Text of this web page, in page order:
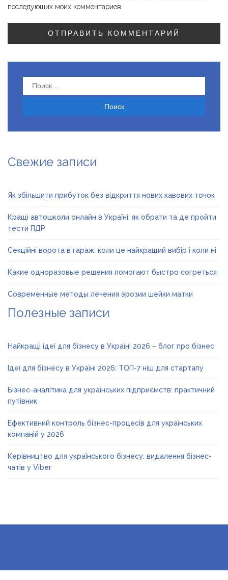
последующих моих комментариев.
Найти:
Свежие записи
Як збільшити прибуток без відкриття нових кавових точок
Кращі автошколи онлайн в Україні: як обрати та де пройти
тести ПДР
Секційні ворота в гараж: коли це найкращий вибір і коли ні
Какие одноразовые решения помогают быстро согреться
Современные методы лечения эрозии шейки матки
Полезные записи
Найкращі ідеї для бізнесу в Україні 2026 – блог про бізнес
Ідеї для бізнесу в Україні 2026: ТОП-7 ніш для стартапу
Бізнес-аналітика для українських підприємств: практичний
путівник
Ефективний контроль бізнес-процесів для українських
компаній у 2026
Керівництво для українського бізнесу: видалення бізнес-
чатів у Viber